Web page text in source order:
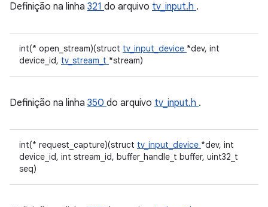
Definição na linha 321 do arquivo tv_input.h .
int(* open_stream)(struct tv_input_device *dev, int
device_id, tv_stream_t *stream)
Definição na linha 350 do arquivo tv_input.h .
int(* request_capture)(struct tv_input_device *dev, int
device_id, int stream_id, buffer_handle_t buffer, uint32_t
seq)